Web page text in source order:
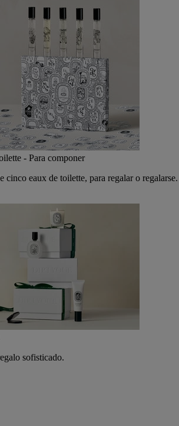
- Para componer
cinco eaux de toilette, para regalar o regalarse.
sofisticado.